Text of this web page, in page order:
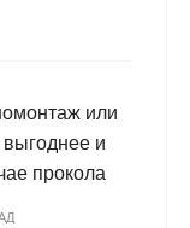
или
выгоднее и
прокола